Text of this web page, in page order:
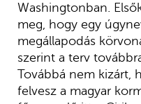
Washingtonban.
meg, hogy egy
megállapodás
szerint a terv
Továbbá nem kizárt,
felvesz a magyar